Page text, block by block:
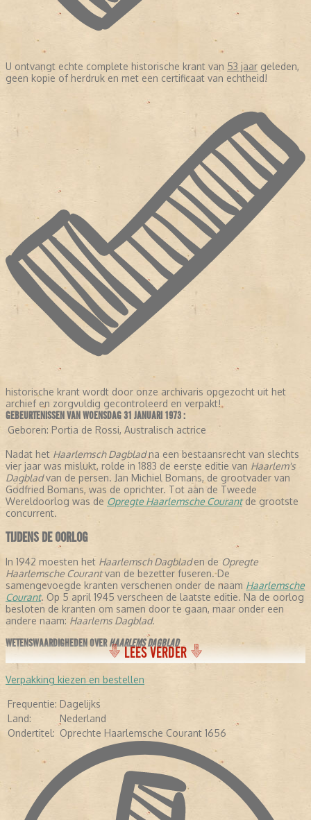
U ontvangt echte complete historische krant van 53 jaar geleden,
geen kopie of herdruk en met een certificaat van echtheid!
historische krant wordt door onze archivaris opgezocht uit het
archief en zorgvuldig gecontroleerd en verpakt!
GEBEURTENISSEN VAN WOENSDAG 31 JANUARI 1973 :
Geboren: Portia de Rossi, Australisch actrice
Nadat het Haarlemsch Dagbladna een bestaansrecht van slechts
vier jaar was mislukt, rolde in 1883 de eerste editie van Haarlem's
Dagbladvan de persen. Jan Michiel Bomans, de grootvader van
Godfried Bomans, was de oprichter. Tot aan de Tweede
Wereldoorlog was de Opregte Haarlemsche Courantde grootste
concurrent.
TIJDENS DE OORLOG
In 1942 moesten het Haarlemsch Dagbladen de Opregte
Haarlemsche Courantvan de bezetter fuseren. De
samengevoegde kranten verschenen onder de naam Haarlemsche
Courant. Op 5 april 1945 verscheen de laatste editie. Na de oorlog
besloten de kranten om samen door te gaan, maar onder een
andere naam: Haarlems Dagblad.
WETENSWAARDIGHEDEN OVERHAARLEMS DAGBLAD
- De krant stelt dat ze de oudste krant verschijnende krant ter
wereld is, omdat ze is samengegaan met de
Courant
- In de negentiende eeuw schreven een aantal letterkundigen voor
de krant: Conrad Busken Huet en Eduard Douwes Dekker, beter
bekend als Multatuli.
- In 1948 kreeg de krant de toevoeging:Oprechte haarlemsche
Courant 1656.
In 2005 veranderde de avondkrant in een ochtendkrant.
- Diverse bekende Nederlanders hebben voor de krant geschreven,
waaronder Pim Fortuyn, Mart Smeets, Brigitte Kaandorp en Heleen
van Royen.
- In april 2013 verscheen de krant voor het eerst als tabloid.
LEES VERDER
Verpakking kiezen en bestellen
Frequentie: Dagelijks
Land:
Nederland
Ondertitel: Oprechte Haarlemsche Courant 1656